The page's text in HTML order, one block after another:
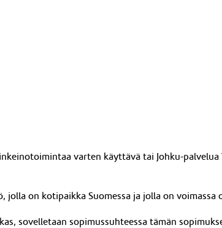
varten käyttävä tai Johku-
on kotipaikka Suomessa ja jolla on voimassa
sovelletaan sopimussuhteessa tämän